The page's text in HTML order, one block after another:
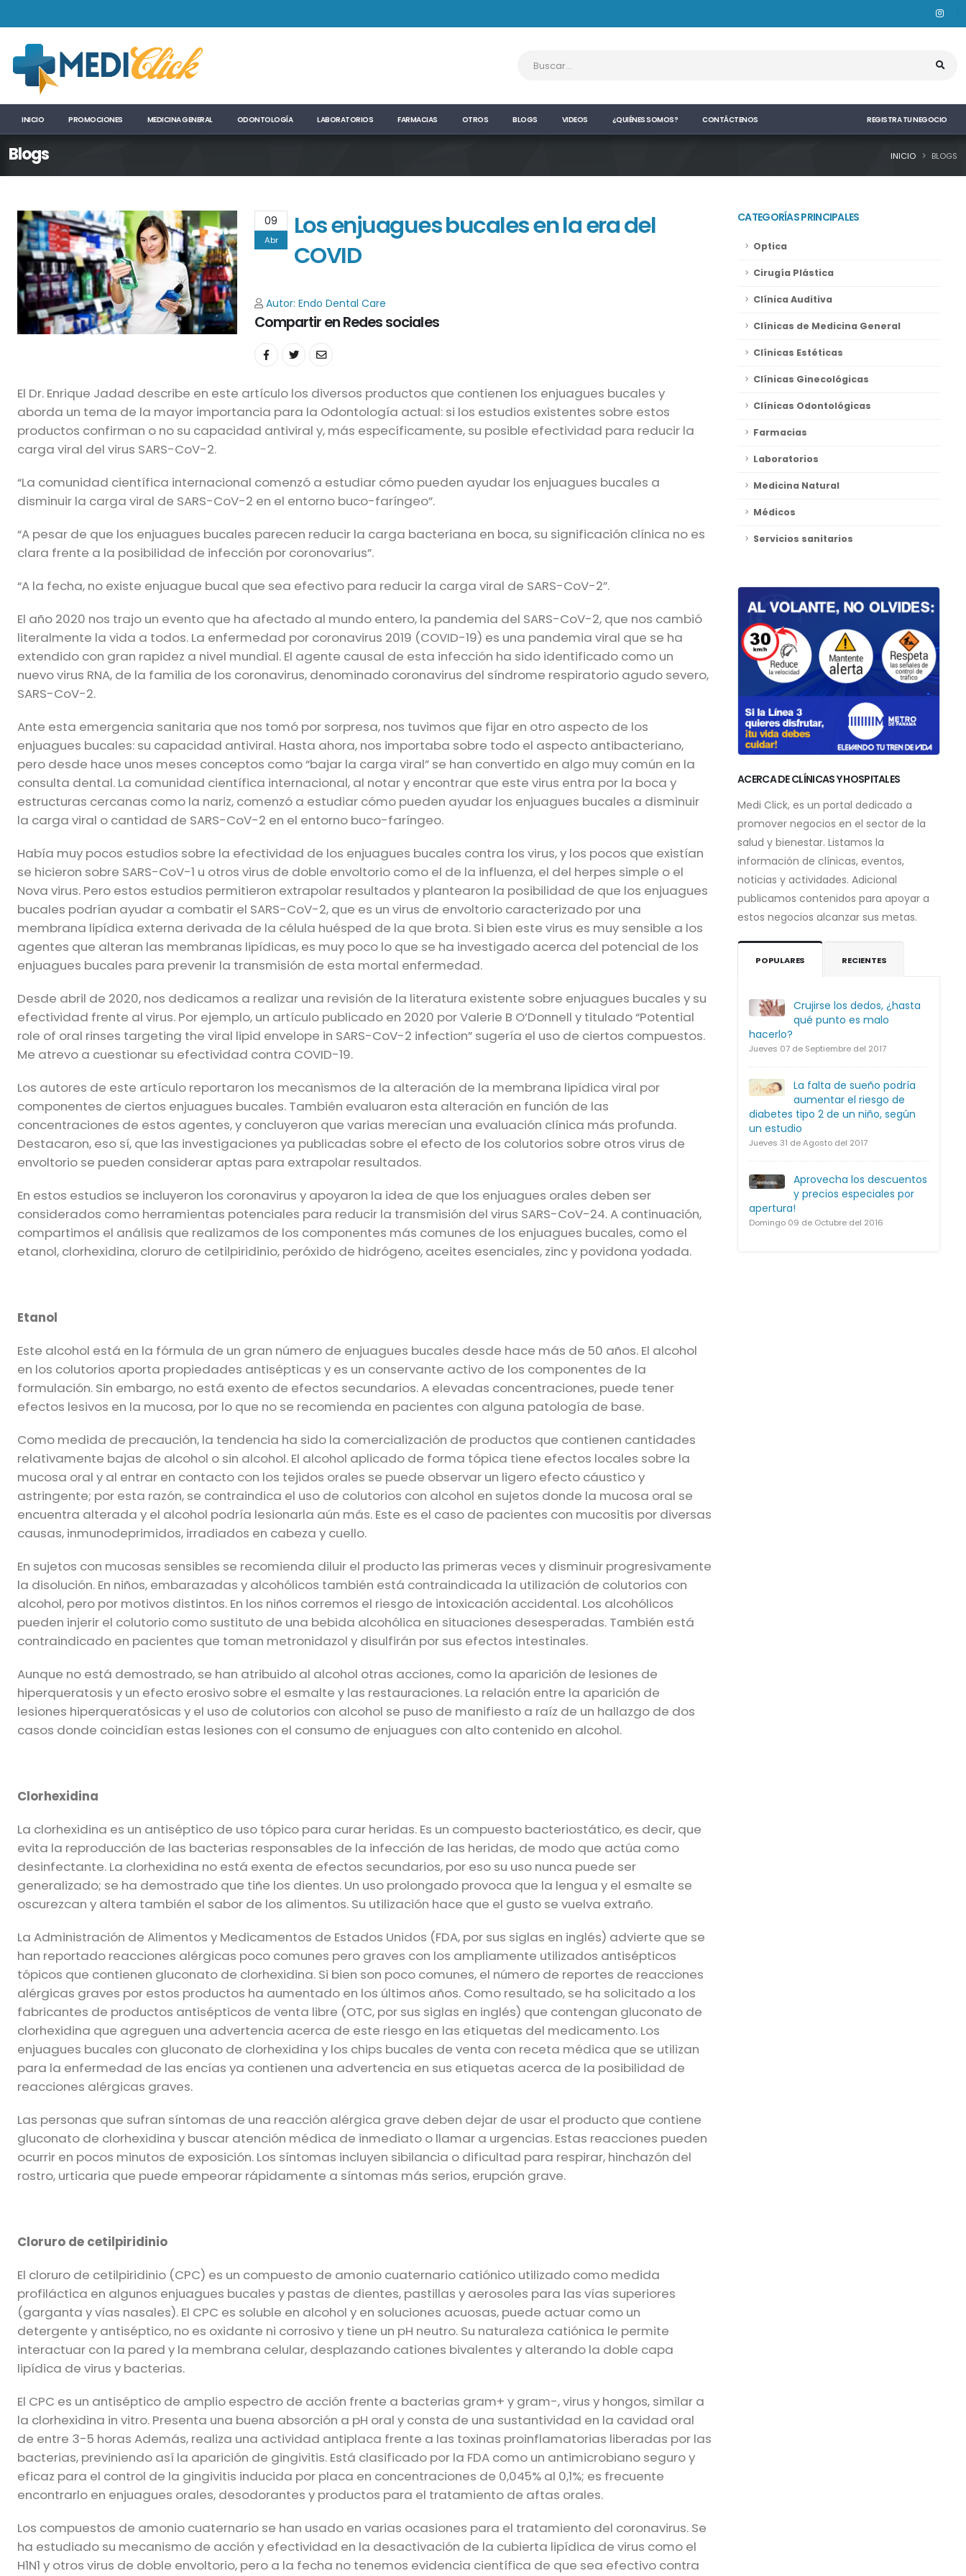
INICIO PROMOCIONES MEDICINA GENERAL ODONTOLOGÍA LABORATORIOS FARMACIAS OTROS BLOGS VIDEOS ¿QUIÉNES SOMOS? CONTÁCTENOS REGISTRA TU NEGOCIO
Blogs INICIO BLOGS
09
Abr
Los enjuagues bucales en la era del
COVID
Autor: Endo Dental Care
Compartir en Redes sociales
El Dr. Enrique Jadad describe en este artículo los diversos productos que contienen los enjuagues bucales y
aborda un tema de la mayor importancia para la Odontología actual: si los estudios existentes sobre estos
productos confirman o no su capacidad antiviral y, más específicamente, su posible efectividad para reducir la
carga viral del virus SARS-CoV-2.
“La comunidad científica internacional comenzó a estudiar cómo pueden ayudar los enjuagues bucales a
disminuir la carga viral de SARS-CoV-2 en el entorno buco-faríngeo”.
“A pesar de que los enjuagues bucales parecen reducir la carga bacteriana en boca, su significación clínica no es
clara frente a la posibilidad de infección por coronovarius”.
“A la fecha, no existe enjuague bucal que sea efectivo para reducir la carga viral de SARS-CoV-2”.
El año 2020 nos trajo un evento que ha afectado al mundo entero, la pandemia del SARS-CoV-2, que nos cambió
literalmente la vida a todos. La enfermedad por coronavirus 2019 (COVID-19) es una pandemia viral que se ha
extendido con gran rapidez a nivel mundial. El agente causal de esta infección ha sido identificado como un
nuevo virus RNA, de la familia de los coronavirus, denominado coronavirus del síndrome respiratorio agudo severo,
SARS-CoV-2.
Ante esta emergencia sanitaria que nos tomó por sorpresa, nos tuvimos que fijar en otro aspecto de los
enjuagues bucales: su capacidad antiviral. Hasta ahora, nos importaba sobre todo el aspecto antibacteriano,
pero desde hace unos meses conceptos como “bajar la carga viral” se han convertido en algo muy común en la
consulta dental. La comunidad científica internacional, al notar y encontrar que este virus entra por la boca y
estructuras cercanas como la nariz, comenzó a estudiar cómo pueden ayudar los enjuagues bucales a disminuir
la carga viral o cantidad de SARS-CoV-2 en el entorno buco-faríngeo.
Había muy pocos estudios sobre la efectividad de los enjuagues bucales contra los virus, y los pocos que existían
se hicieron sobre SARS-CoV-1 u otros virus de doble envoltorio como el de la influenza, el del herpes simple o el
Nova virus. Pero estos estudios permitieron extrapolar resultados y plantearon la posibilidad de que los enjuagues
bucales podrían ayudar a combatir el SARS-CoV-2, que es un virus de envoltorio caracterizado por una
membrana lipídica externa derivada de la célula huésped de la que brota. Si bien este virus es muy sensible a los
agentes que alteran las membranas lipídicas, es muy poco lo que se ha investigado acerca del potencial de los
enjuagues bucales para prevenir la transmisión de esta mortal enfermedad.
Desde abril de 2020, nos dedicamos a realizar una revisión de la literatura existente sobre enjuagues bucales y su
efectividad frente al virus. Por ejemplo, un artículo publicado en 2020 por Valerie B O’Donnell y titulado “Potential
role of oral rinses targeting the viral lipid envelope in SARS-CoV-2 infection” sugería el uso de ciertos compuestos.
Me atrevo a cuestionar su efectividad contra COVID-19.
Los autores de este artículo reportaron los mecanismos de la alteración de la membrana lipídica viral por
componentes de ciertos enjuagues bucales. También evaluaron esta alteración en función de las
concentraciones de estos agentes, y concluyeron que varias merecían una evaluación clínica más profunda.
Destacaron, eso sí, que las investigaciones ya publicadas sobre el efecto de los colutorios sobre otros virus de
envoltorio se pueden considerar aptas para extrapolar resultados.
En estos estudios se incluyeron los coronavirus y apoyaron la idea de que los enjuagues orales deben ser
considerados como herramientas potenciales para reducir la transmisión del virus SARS-CoV-24. A continuación,
compartimos el análisis que realizamos de los componentes más comunes de los enjuagues bucales, como el
etanol, clorhexidina, cloruro de cetilpiridinio, peróxido de hidrógeno, aceites esenciales, zinc y povidona yodada.
Etanol
Este alcohol está en la fórmula de un gran número de enjuagues bucales desde hace más de 50 años. El alcohol
en los colutorios aporta propiedades antisépticas y es un conservante activo de los componentes de la
formulación. Sin embargo, no está exento de efectos secundarios. A elevadas concentraciones, puede tener
efectos lesivos en la mucosa, por lo que no se recomienda en pacientes con alguna patología de base.
Como medida de precaución, la tendencia ha sido la comercialización de productos que contienen cantidades
relativamente bajas de alcohol o sin alcohol. El alcohol aplicado de forma tópica tiene efectos locales sobre la
mucosa oral y al entrar en contacto con los tejidos orales se puede observar un ligero efecto cáustico y
astringente; por esta razón, se contraindica el uso de colutorios con alcohol en sujetos donde la mucosa oral se
encuentra alterada y el alcohol podría lesionarla aún más. Este es el caso de pacientes con mucositis por diversas
causas, inmunodeprimidos, irradiados en cabeza y cuello.
En sujetos con mucosas sensibles se recomienda diluir el producto las primeras veces y disminuir progresivamente
la disolución. En niños, embarazadas y alcohólicos también está contraindicada la utilización de colutorios con
alcohol, pero por motivos distintos. En los niños corremos el riesgo de intoxicación accidental. Los alcohólicos
pueden injerir el colutorio como sustituto de una bebida alcohólica en situaciones desesperadas. También está
contraindicado en pacientes que toman metronidazol y disulfirán por sus efectos intestinales.
Aunque no está demostrado, se han atribuido al alcohol otras acciones, como la aparición de lesiones de
hiperqueratosis y un efecto erosivo sobre el esmalte y las restauraciones. La relación entre la aparición de
lesiones hiperqueratósicas y el uso de colutorios con alcohol se puso de manifiesto a raíz de un hallazgo de dos
casos donde coincidían estas lesiones con el consumo de enjuagues con alto contenido en alcohol.
Clorhexidina
La clorhexidina es un antiséptico de uso tópico para curar heridas. Es un compuesto bacteriostático, es decir, que
evita la reproducción de las bacterias responsables de la infección de las heridas, de modo que actúa como
desinfectante. La clorhexidina no está exenta de efectos secundarios, por eso su uso nunca puede ser
generalizado; se ha demostrado que tiñe los dientes. Un uso prolongado provoca que la lengua y el esmalte se
oscurezcan y altera también el sabor de los alimentos. Su utilización hace que el gusto se vuelva extraño.
La Administración de Alimentos y Medicamentos de Estados Unidos (FDA, por sus siglas en inglés) advierte que se
han reportado reacciones alérgicas poco comunes pero graves con los ampliamente utilizados antisépticos
tópicos que contienen gluconato de clorhexidina. Si bien son poco comunes, el número de reportes de reacciones
alérgicas graves por estos productos ha aumentado en los últimos años. Como resultado, se ha solicitado a los
fabricantes de productos antisépticos de venta libre (OTC, por sus siglas en inglés) que contengan gluconato de
clorhexidina que agreguen una advertencia acerca de este riesgo en las etiquetas del medicamento. Los
enjuagues bucales con gluconato de clorhexidina y los chips bucales de venta con receta médica que se utilizan
para la enfermedad de las encías ya contienen una advertencia en sus etiquetas acerca de la posibilidad de
reacciones alérgicas graves.
Las personas que sufran síntomas de una reacción alérgica grave deben dejar de usar el producto que contiene
gluconato de clorhexidina y buscar atención médica de inmediato o llamar a urgencias. Estas reacciones pueden
ocurrir en pocos minutos de exposición. Los síntomas incluyen sibilancia o dificultad para respirar, hinchazón del
rostro, urticaria que puede empeorar rápidamente a síntomas más serios, erupción grave.
Cloruro de cetilpiridinio
El cloruro de cetilpiridinio (CPC) es un compuesto de amonio cuaternario catiónico utilizado como medida
profiláctica en algunos enjuagues bucales y pastas de dientes, pastillas y aerosoles para las vías superiores
(garganta y vías nasales). El CPC es soluble en alcohol y en soluciones acuosas, puede actuar como un
detergente y antiséptico, no es oxidante ni corrosivo y tiene un pH neutro. Su naturaleza catiónica le permite
interactuar con la pared y la membrana celular, desplazando cationes bivalentes y alterando la doble capa
lipídica de virus y bacterias.
El CPC es un antiséptico de amplio espectro de acción frente a bacterias gram+ y gram-, virus y hongos, similar a
la clorhexidina in vitro. Presenta una buena absorción a pH oral y consta de una sustantividad en la cavidad oral
de entre 3-5 horas Además, realiza una actividad antiplaca frente a las toxinas proinflamatorias liberadas por las
bacterias, previniendo así la aparición de gingivitis. Está clasificado por la FDA como un antimicrobiano seguro y
eficaz para el control de la gingivitis inducida por placa en concentraciones de 0,045% al 0,1%; es frecuente
encontrarlo en enjuagues orales, desodorantes y productos para el tratamiento de aftas orales.
Los compuestos de amonio cuaternario se han usado en varias ocasiones para el tratamiento del coronavirus. Se
ha estudiado su mecanismo de acción y efectividad en la desactivación de la cubierta lipídica de virus como el
H1N1 y otros virus de doble envoltorio, pero a la fecha no tenemos evidencia científica de que sea efectivo contra
CATEGORÍAS PRINCIPALES
Optica
Cirugía Plástica
Clínica Auditiva
Clínicas de Medicina General
Clínicas Estéticas
Clínicas Ginecológicas
Clínicas Odontológicas
Farmacias
Laboratorios
Medicina Natural
Médicos
Servicios sanitarios
ACERCA DE CLÍNICAS Y HOSPITALES
Medi Click, es un portal dedicado a
promover negocios en el sector de la
salud y bienestar. Listamos la
información de clínicas, eventos,
noticias y actividades. Adicional
publicamos contenidos para apoyar a
estos negocios alcanzar sus metas.
POPULARES RECIENTES
Crujirse los dedos, ¿hasta
qué punto es malo
hacerlo?
Jueves 07 de Septiembre del 2017
La falta de sueño podría
aumentar el riesgo de
diabetes tipo 2 de un niño, según
un estudio
Jueves 31 de Agosto del 2017
Aprovecha los descuentos
y precios especiales por
apertura!
Domingo 09 de Octubre del 2016